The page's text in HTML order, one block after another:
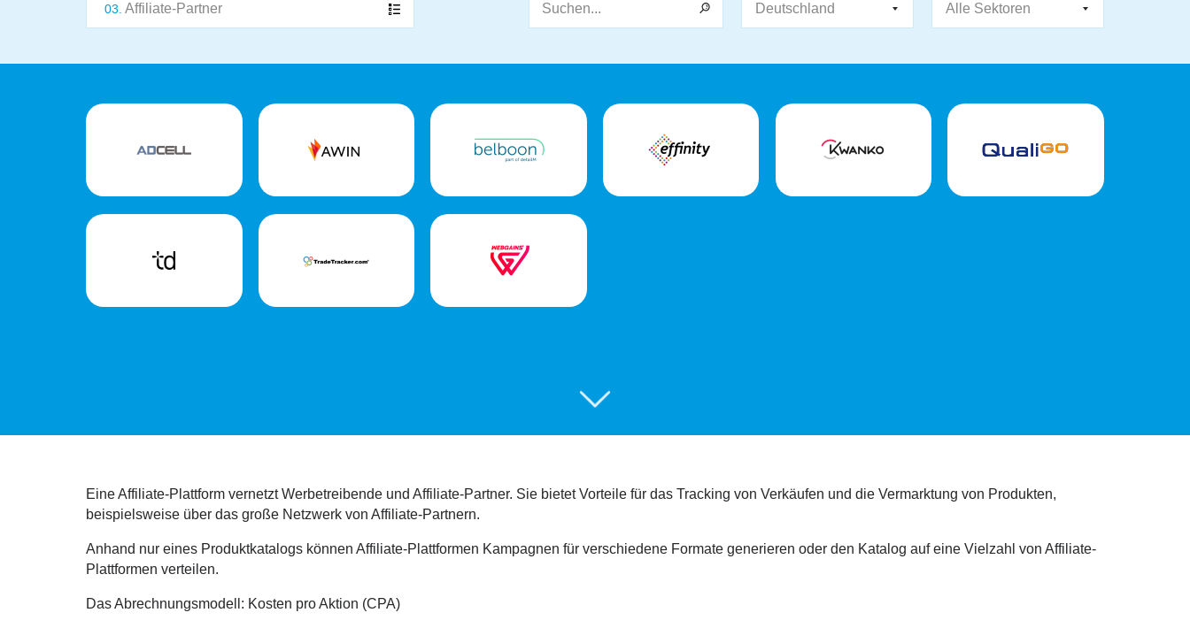
03. Affiliate-Partner Suchen...
Eine Affiliate-Plattform vernetzt Werbetreibende und Affiliate-Partner. Sie bietet Vorteile für das Tracking von Verkäufen und die Vermarktung von Produkten,
beispielsweise über das große Netzwerk von Affiliate-Partnern.
Anhand nur eines Produktkatalogs können Affiliate-Plattformen Kampagnen für verschiedene Formate generieren oder den Katalog auf eine Vielzahl von Affiliate-
Plattformen verteilen.
Das Abrechnungsmodell: Kosten pro Aktion (CPA)